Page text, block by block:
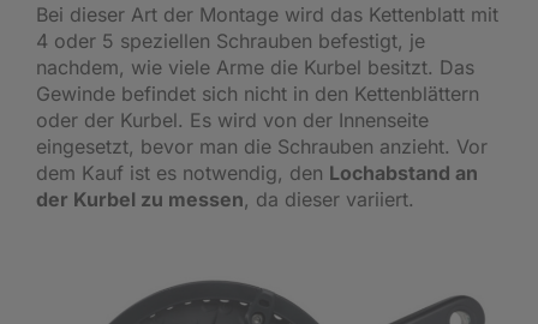
Bei dieser Art der Montage wird das Kettenblatt mit
4 oder 5 speziellen Schrauben befestigt, je
nachdem, wie viele Arme die Kurbel besitzt. Das
Gewinde befindet sich nicht in den Kettenblättern
oder der Kurbel. Es wird von der Innenseite
eingesetzt, bevor man die Schrauben anzieht. Vor
dem Kauf ist es notwendig, den Lochabstand an
der Kurbel zu messen, da dieser variiert.